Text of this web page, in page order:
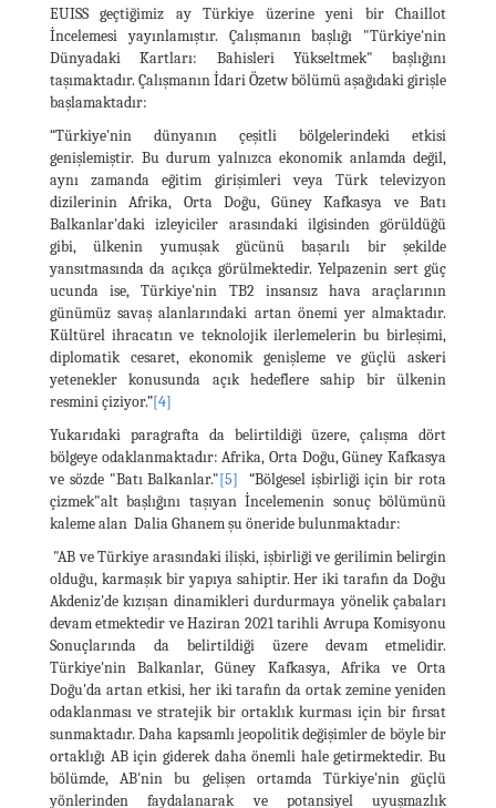
EUISS geçtiğimiz ay Türkiye üzerine yeni bir Chaillot
İncelemesi yayınlamıştır. Çalışmanın başlığı "Türkiye'nin
Dünyadaki Kartları: Bahisleri Yükseltmek" başlığını
taşımaktadır. Çalışmanın İdari Özetw bölümü aşağıdaki girişle
başlamaktadır:
“Türkiye'nin dünyanın çeşitli bölgelerindeki etkisi
genişlemiştir. Bu durum yalnızca ekonomik anlamda değil,
aynı zamanda eğitim girişimleri veya Türk televizyon
dizilerinin Afrika, Orta Doğu, Güney Kafkasya ve Batı
Balkanlar'daki izleyiciler arasındaki ilgisinden görüldüğü
gibi, ülkenin yumuşak gücünü başarılı bir şekilde
yansıtmasında da açıkça görülmektedir. Yelpazenin sert güç
ucunda ise, Türkiye'nin TB2 insansız hava araçlarının
günümüz savaş alanlarındaki artan önemi yer almaktadır.
Kültürel ihracatın ve teknolojik ilerlemelerin bu birleşimi,
diplomatik cesaret, ekonomik genişleme ve güçlü askeri
yetenekler konusunda açık hedeflere sahip bir ülkenin
resmini çiziyor.”[4]
Yukarıdaki paragrafta da belirtildiği üzere, çalışma dört
bölgeye odaklanmaktadır: Afrika, Orta Doğu, Güney Kafkasya
ve sözde "Batı Balkanlar."[5] “Bölgesel işbirliği için bir rota
çizmek"alt başlığını taşıyan İncelemenin sonuç bölümünü
kaleme alan Dalia Ghanem şu öneride bulunmaktadır:
"AB ve Türkiye arasındaki ilişki, işbirliği ve gerilimin belirgin
olduğu, karmaşık bir yapıya sahiptir. Her iki tarafın da Doğu
Akdeniz'de kızışan dinamikleri durdurmaya yönelik çabaları
devam etmektedir ve Haziran 2021 tarihli Avrupa Komisyonu
Sonuçlarında da belirtildiği üzere devam etmelidir.
Türkiye'nin Balkanlar, Güney Kafkasya, Afrika ve Orta
Doğu'da artan etkisi, her iki tarafın da ortak zemine yeniden
odaklanması ve stratejik bir ortaklık kurması için bir fırsat
sunmaktadır. Daha kapsamlı jeopolitik değişimler de böyle bir
ortaklığı AB için giderek daha önemli hale getirmektedir. Bu
bölümde, AB'nin bu gelişen ortamda Türkiye'nin güçlü
yönlerinden faydalanarak ve potansiyel uyuşmazlık